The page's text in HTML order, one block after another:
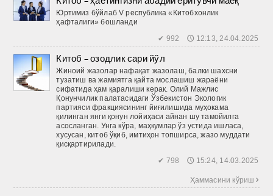
Юртимиз бўйлаб V республика «Китобхонлик
ҳафталиги» бошланди
✔ 992 🕔 12:13, 24.04.2025
Китоб – озодлик сари йўл
Жиноий жазолар нафақат жазолаш, балки шахсни
тузатиш ва жамиятга қайта мослашиш жараёни
сифатида ҳам қаралиши керак. Олий Мажлис
Қонунчилик палатасидаги Ўзбекистон Экологик
партияси фракциясининг йиғилишида муҳокама
қилинган янги қонун лойиҳаси айнан шу тамойилга
асосланган. Унга кўра, маҳкумлар ўз устида ишласа,
хусусан, китоб ўқиб, имтиҳон топширса, жазо муддати
қисқартирилади.
✔ 798 🕔 15:24, 14.03.2025
Ҳаммасини кўриш 